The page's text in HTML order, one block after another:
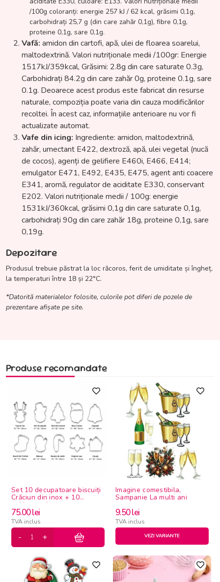
/100g coloranți: energie 257 kJ / 62 kcal, grăsimi 0,1g,
carbohidrați 25,7 g (din care zahăr 0,1g), fibre 0,1g,
proteine 0,1g, sare 0,1g.
Vafă: amidon din cartofi, apă, ulei de floarea soarelui,
maltodextrină. Valori nutriționale medii /100gr: Energie
1517kJ/359kcal, Grăsimi: 2.8g din care saturate 0.3g,
Carbohidrați 84.2g din care zahăr 0g, proteine 0.1g, sare
0.1g. Deoarece acest produs este fabricat din resurse
naturale, compoziția poate varia din cauza modificărilor
recoltei. În acest caz, informațiile anterioare nu vor fi
actualizate automat.
Vafe din icing: Ingrediente: amidon, maltodextrină,
zahăr, umectant E422, dextroză, apă, ulei vegetal (nucă
de cocos), agenți de gelifiere E460i, E466, E414;
emulgator E471, E492, E435, E475, agent anti coacere
E341, aromă, regulator de aciditate E330, conservant
E202. Valori nutriționale medii / 100g: energie
1531kJ/360kcal, grăsimi 0,1g din care saturate 0,1g,
carbohidrați 90g din care zahăr 18g, proteine 0,1g, sare
0,19g.
Depozitare
Produsul trebuie păstrat la loc răcoros, ferit de umiditate și îngheț,
la temperaturi între 18 și 22°C.
*Datorită materialelor folosite, culorile pot diferi de pozele de
prezentare afișate pe site.
Produse recomandate
Set 10 decupatoare biscuiți
Crăciun din inox + 10
șabloane decor
75.00lei
TVA inclus
Imagine comestibila,
Sampanie La multi ani
9.50lei
TVA inclus
VEZI VARIANTE